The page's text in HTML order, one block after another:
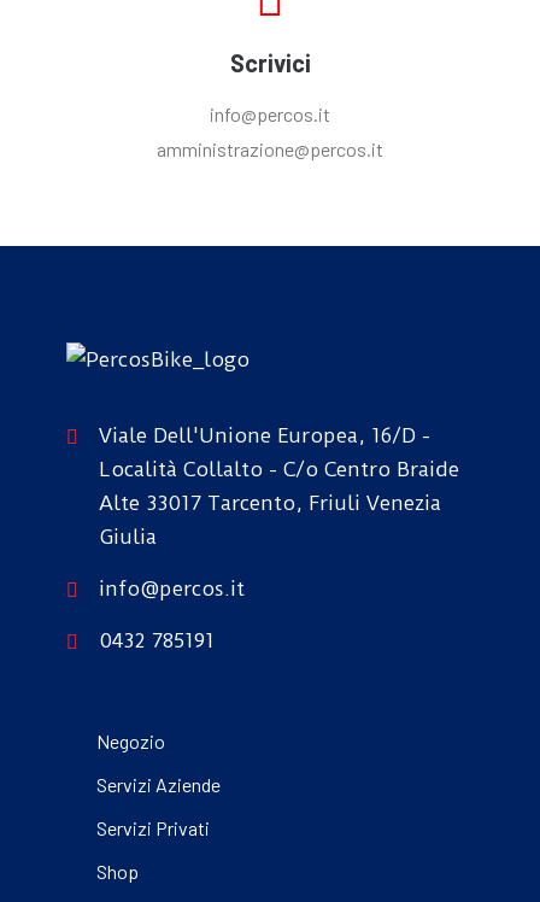
Scrivici
info@percos.it
amministrazione@percos.it
Viale Dell'Unione Europea, 16/D -
Località Collalto - C/o Centro Braide
Alte 33017 Tarcento, Friuli Venezia
Giulia
info@percos.it
0432 785191
Negozio
Servizi Aziende
Servizi Privati
Shop